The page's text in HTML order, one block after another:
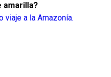
amarilla?
viaje a la Amazonía.